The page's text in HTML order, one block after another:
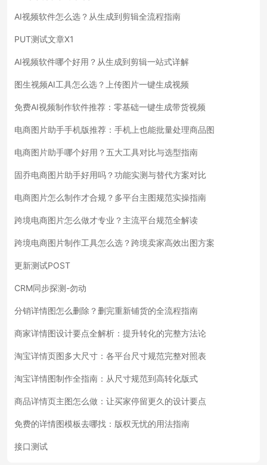
AI视频软件怎么选？从生成到剪辑全流程指南
PUT测试文章X1
AI视频软件哪个好用？从生成到剪辑一站式详解
图生视频AI工具怎么选？上传图片一键生成视频
免费AI视频制作软件推荐：零基础一键生成带货视频
电商图片助手手机版推荐：手机上也能批量处理商品图
电商图片助手哪个好用？五大工具对比与选型指南
固乔电商图片助手好用吗？功能实测与替代方案对比
电商图片怎么制作才合规？多平台主图规范实操指南
跨境电商图片怎么做才专业？主流平台规范全解读
跨境电商图片制作工具怎么选？跨境卖家高效出图方案
更新测试POST
CRM同步探测-勿动
分销详情图怎么删除？删完重新铺货的全流程指南
商家详情图设计要点全解析：提升转化的完整方法论
淘宝详情页图多大尺寸：各平台尺寸规范完整对照表
淘宝详情图制作全指南：从尺寸规范到高转化版式
商品详情页主图怎么做：让买家停留更久的设计要点
免费的详情图模板去哪找：版权无忧的用法指南
接口测试